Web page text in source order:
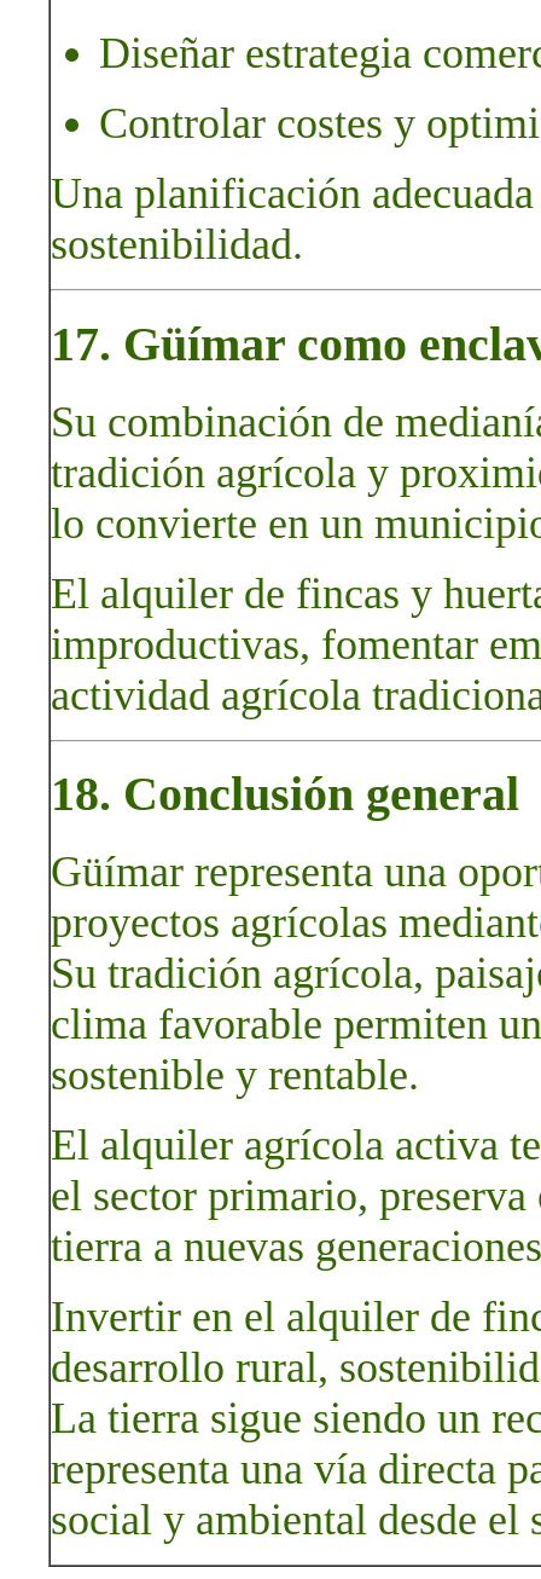
Diseñar estrategia
Controlar costes y
Una planificación
sostenibilidad.
17. Güímar como
Su combinación de
tradición agrícola y
lo convierte en un
El alquiler de fincas y
improductivas, fomentar
actividad agrícola
18. Conclusión general
Güímar representa una
proyectos agrícolas
Su tradición agrícola,
clima favorable permiten
sostenible y rentable.
El alquiler agrícola activa
el sector primario,
tierra a nuevas
Invertir en el alquiler de
desarrollo rural,
La tierra sigue siendo un
representa una vía directa
social y ambiental desde el